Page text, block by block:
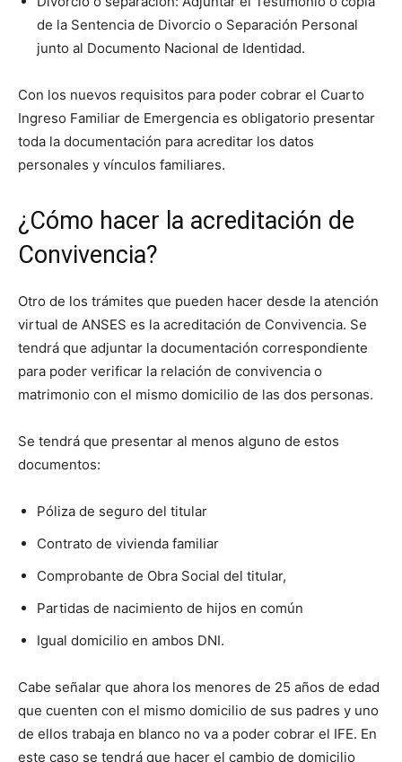
de la Sentencia de Divorcio o Separación Personal
junto al Documento Nacional de Identidad.
Con los nuevos requisitos para poder cobrar el Cuarto
Ingreso Familiar de Emergencia es obligatorio presentar
toda la documentación para acreditar los datos
personales y vínculos familiares.
¿Cómo hacer la acreditación de
Convivencia?
Otro de los trámites que pueden hacer desde la atención
virtual de ANSES es la acreditación de Convivencia. Se
tendrá que adjuntar la documentación correspondiente
para poder verificar la relación de convivencia o
matrimonio con el mismo domicilio de las dos personas.
Se tendrá que presentar al menos alguno de estos
documentos:
Póliza de seguro del titular
Contrato de vivienda familiar
Comprobante de Obra Social del titular,
Partidas de nacimiento de hijos en común
Igual domicilio en ambos DNI.
Cabe señalar que ahora los menores de 25 años de edad
que cuenten con el mismo domicilio de sus padres y uno
de ellos trabaja en blanco no va a poder cobrar el IFE. En
este caso se tendrá que hacer el cambio de domicilio